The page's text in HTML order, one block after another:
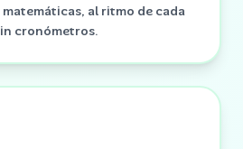
al ritmo de cada
cronómetros.